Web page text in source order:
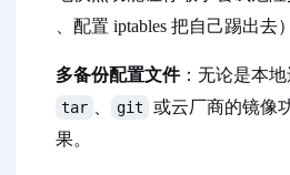
、配置 iptables 把自己踢出去
多备份配置文件：无论是本
tar git
或云厂商的镜像
果。